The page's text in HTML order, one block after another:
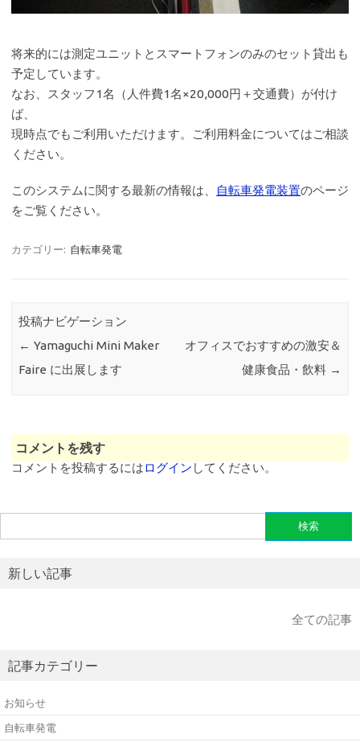
将来的には測定ユニットとスマートフォンのみのセット貸出も
予定しています。
なお、スタッフ1名（人件費1名×20,000円＋交通費）が付け
ば、
現時点でもご利用いただけます。ご利用料金についてはご相談
ください。
このシステムに関する最新の情報は、 自転車発電装置のページ
をご覧ください。
カテゴリー: 自転車発電
投稿ナビゲーション
← Yamaguchi Mini Maker
Faire に出展します
オフィスでおすすめの激安＆
健康食品・飲料 →
コメントを残す
コメントを投稿するにはログイン してください。
索:
新しい記事
全ての記事
記事カテゴリー
お知らせ
自転車発電